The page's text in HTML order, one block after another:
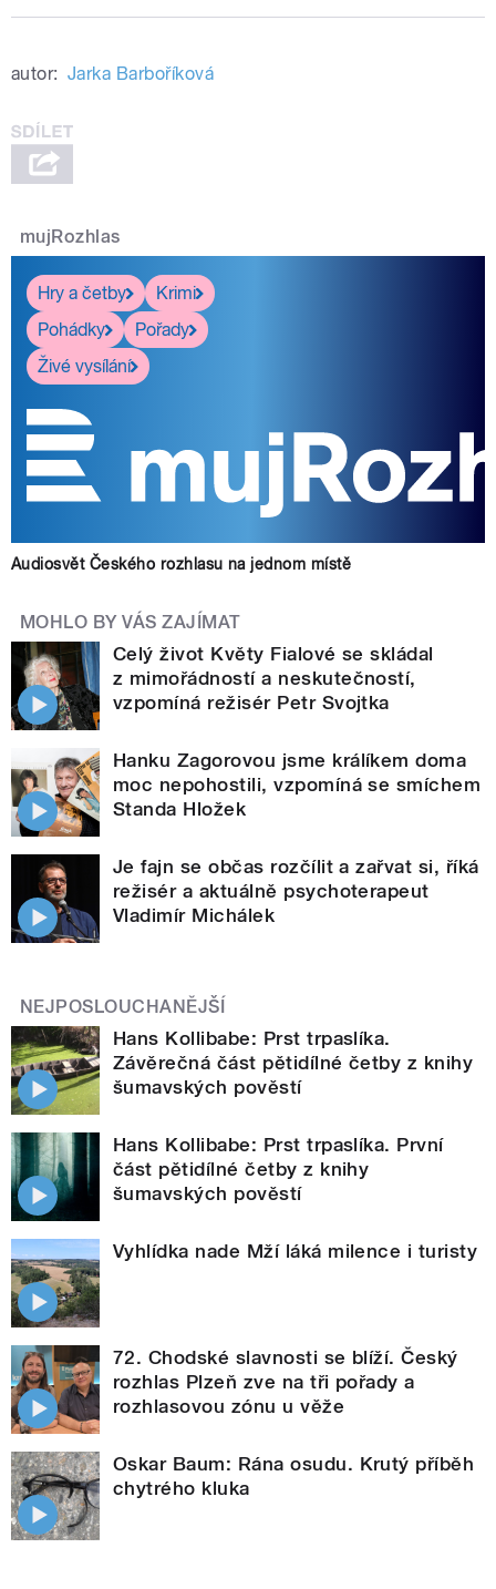
autor: Jarka Barboříková
mujRozhlas
Hry a četby
Krimi
Pohádky
Pořady
Živé vysílání
Audiosvět Českého rozhlasu na jednom místě
MOHLO BY VÁS ZAJÍMAT
Celý život Květy Fialové se skládal
z mimořádností a neskutečností,
vzpomíná režisér Petr Svojtka
Hanku Zagorovou jsme králíkem doma
moc nepohostili, vzpomíná se smíchem
Standa Hložek
Je fajn se občas rozčílit a zařvat si, říká
režisér a aktuálně psychoterapeut
Vladimír Michálek
NEJPOSLOUCHANĚJŠÍ
Hans Kollibabe: Prst trpaslíka.
Závěrečná část pětidílné četby z knihy
šumavských pověstí
Hans Kollibabe: Prst trpaslíka. První
část pětidílné četby z knihy
šumavských pověstí
Vyhlídka nade Mží láká milence i turisty
72. Chodské slavnosti se blíží. Český
rozhlas Plzeň zve na tři pořady a
rozhlasovou zónu u věže
Oskar Baum: Rána osudu. Krutý příběh
chytrého kluka